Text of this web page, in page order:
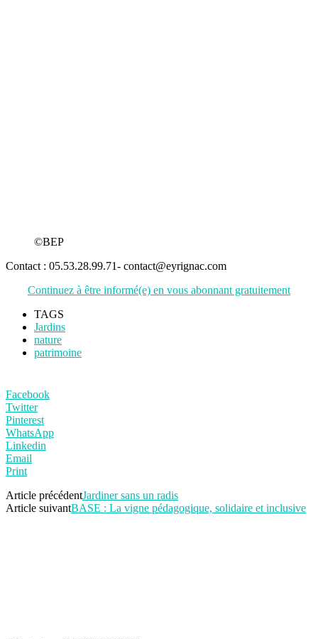
©BEP
Contact : 05.53.28.99.71- contact@eyrignac.com
Continuez à être informé(e) en vous abonnant gratuitement
TAGS
Jardins
nature
patrimoine
Facebook
Twitter
Pinterest
WhatsApp
Linkedin
Email
Print
Article précédentJardiner sans un radis
Article suivantBASE : La vigne pédagogique, solidaire et inclusive